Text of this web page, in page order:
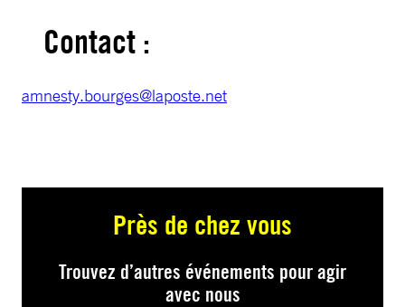
Contact :
amnesty.bourges@laposte.net
Près de chez vous
Trouvez d’autres événements pour agir
avec nous